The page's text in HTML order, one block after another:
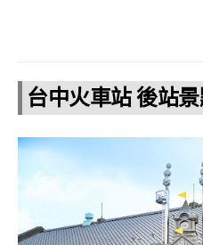
台中火車站 後站